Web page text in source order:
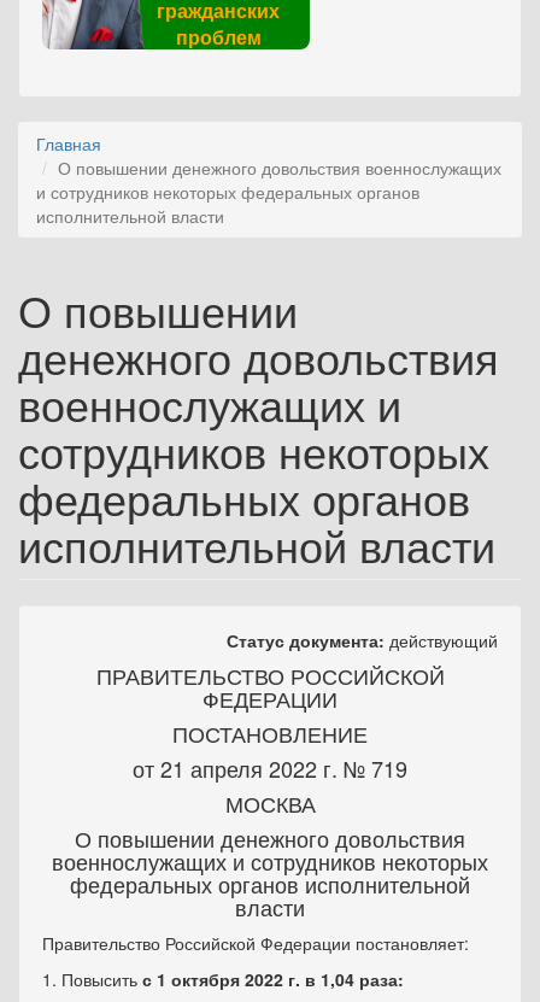
гражданских
проблем
Главная
О повышении денежного довольствия военнослужащих
и сотрудников некоторых федеральных органов
исполнительной власти
О повышении
денежного довольствия
военнослужащих и
сотрудников некоторых
федеральных органов
исполнительной власти
Статус документа: действующий
ПРАВИТЕЛЬСТВО РОССИЙСКОЙ
ФЕДЕРАЦИИ
ПОСТАНОВЛЕНИЕ
от 21 апреля 2022 г. № 719
МОСКВА
О повышении денежного довольствия
военнослужащих и сотрудников некоторых
федеральных органов исполнительной
власти
Правительство Российской Федерации постановляет:
1. Повысить с 1 октября 2022 г. в 1,04 раза: